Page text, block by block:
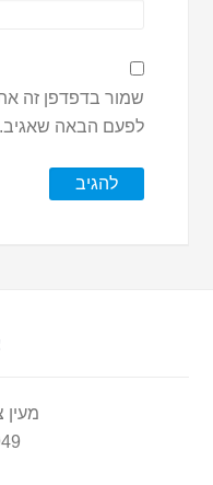
שמור בדפדפן זה
לפעם הבאה שאגיב.
מעין